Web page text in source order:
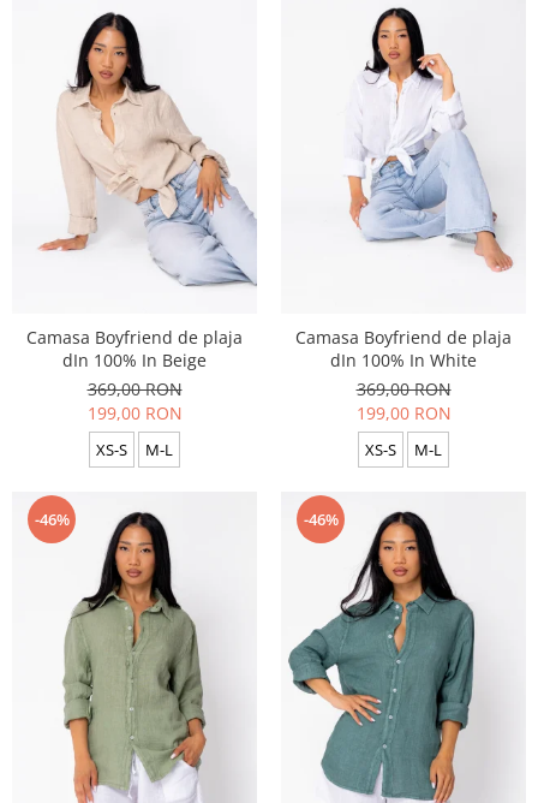
Camasa Boyfriend de plaja
dIn 100% In Beige
369,00 RON
199,00 RON
XS-S M-L
Camasa Boyfriend de plaja
dIn 100% In White
369,00 RON
199,00 RON
XS-S M-L
-46% -46%